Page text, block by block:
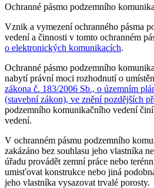
Ochranné pásmo podzemního
Vznik a vymezení ochranného pásma
vedení a činnosti v tomto ochranném
o elektronických komunikacích.
Ochranné pásmo podzemního
nabytí právní moci rozhodnutí o
zákona č. 183/2006 Sb., o územním
(stavební zákon), ve znění pozdějších
podzemního komunikačního vedení
vedení.
V ochranném pásmu podzemního
zakázáno bez souhlasu jeho vlastníka
úřadu provádět zemní práce nebo
umisťovat konstrukce nebo jiná
jeho vlastníka vysazovat trvalé porosty.